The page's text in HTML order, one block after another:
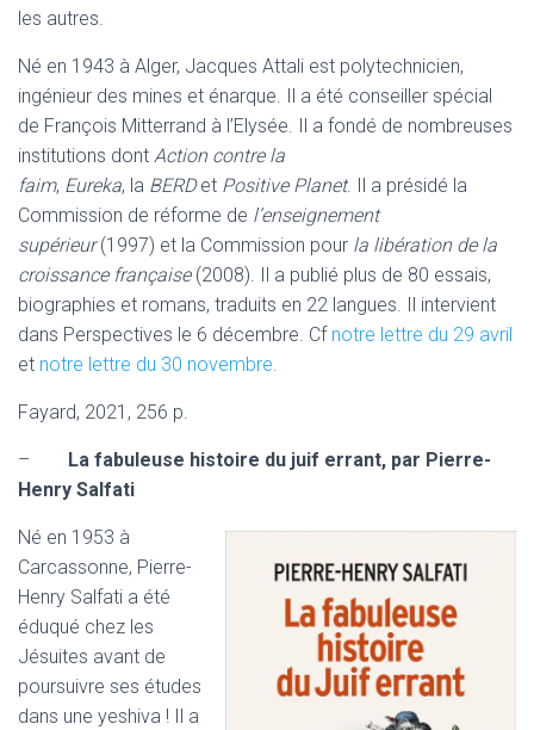
les autres.
Né en 1943 à Alger, Jacques Attali est polytechnicien,
ingénieur des mines et énarque. Il a été conseiller spécial
de François Mitterrand à l’Elysée. Il a fondé de nombreuses
institutions dont Action contre la
faim, Eureka, la BERDet Positive Planet. Il a présidé la
Commission de réforme de l’enseignement
supérieur(1997) et la Commission pour la libération de la
croissance française(2008). Il a publié plus de 80 essais,
biographies et romans, traduits en 22 langues. Il intervient
dans Perspectives le 6 décembre. Cf notre lettre du 29 avril
et notre lettre du 30 novembre.
Fayard, 2021, 256 p.
–
La fabuleuse histoire du juif errant, par Pierre-
Henry Salfati
Né en 1953 à
Carcassonne, Pierre-
Henry Salfati a été
éduqué chez les
Jésuites avant de
poursuivre ses études
dans une yeshiva ! Il a